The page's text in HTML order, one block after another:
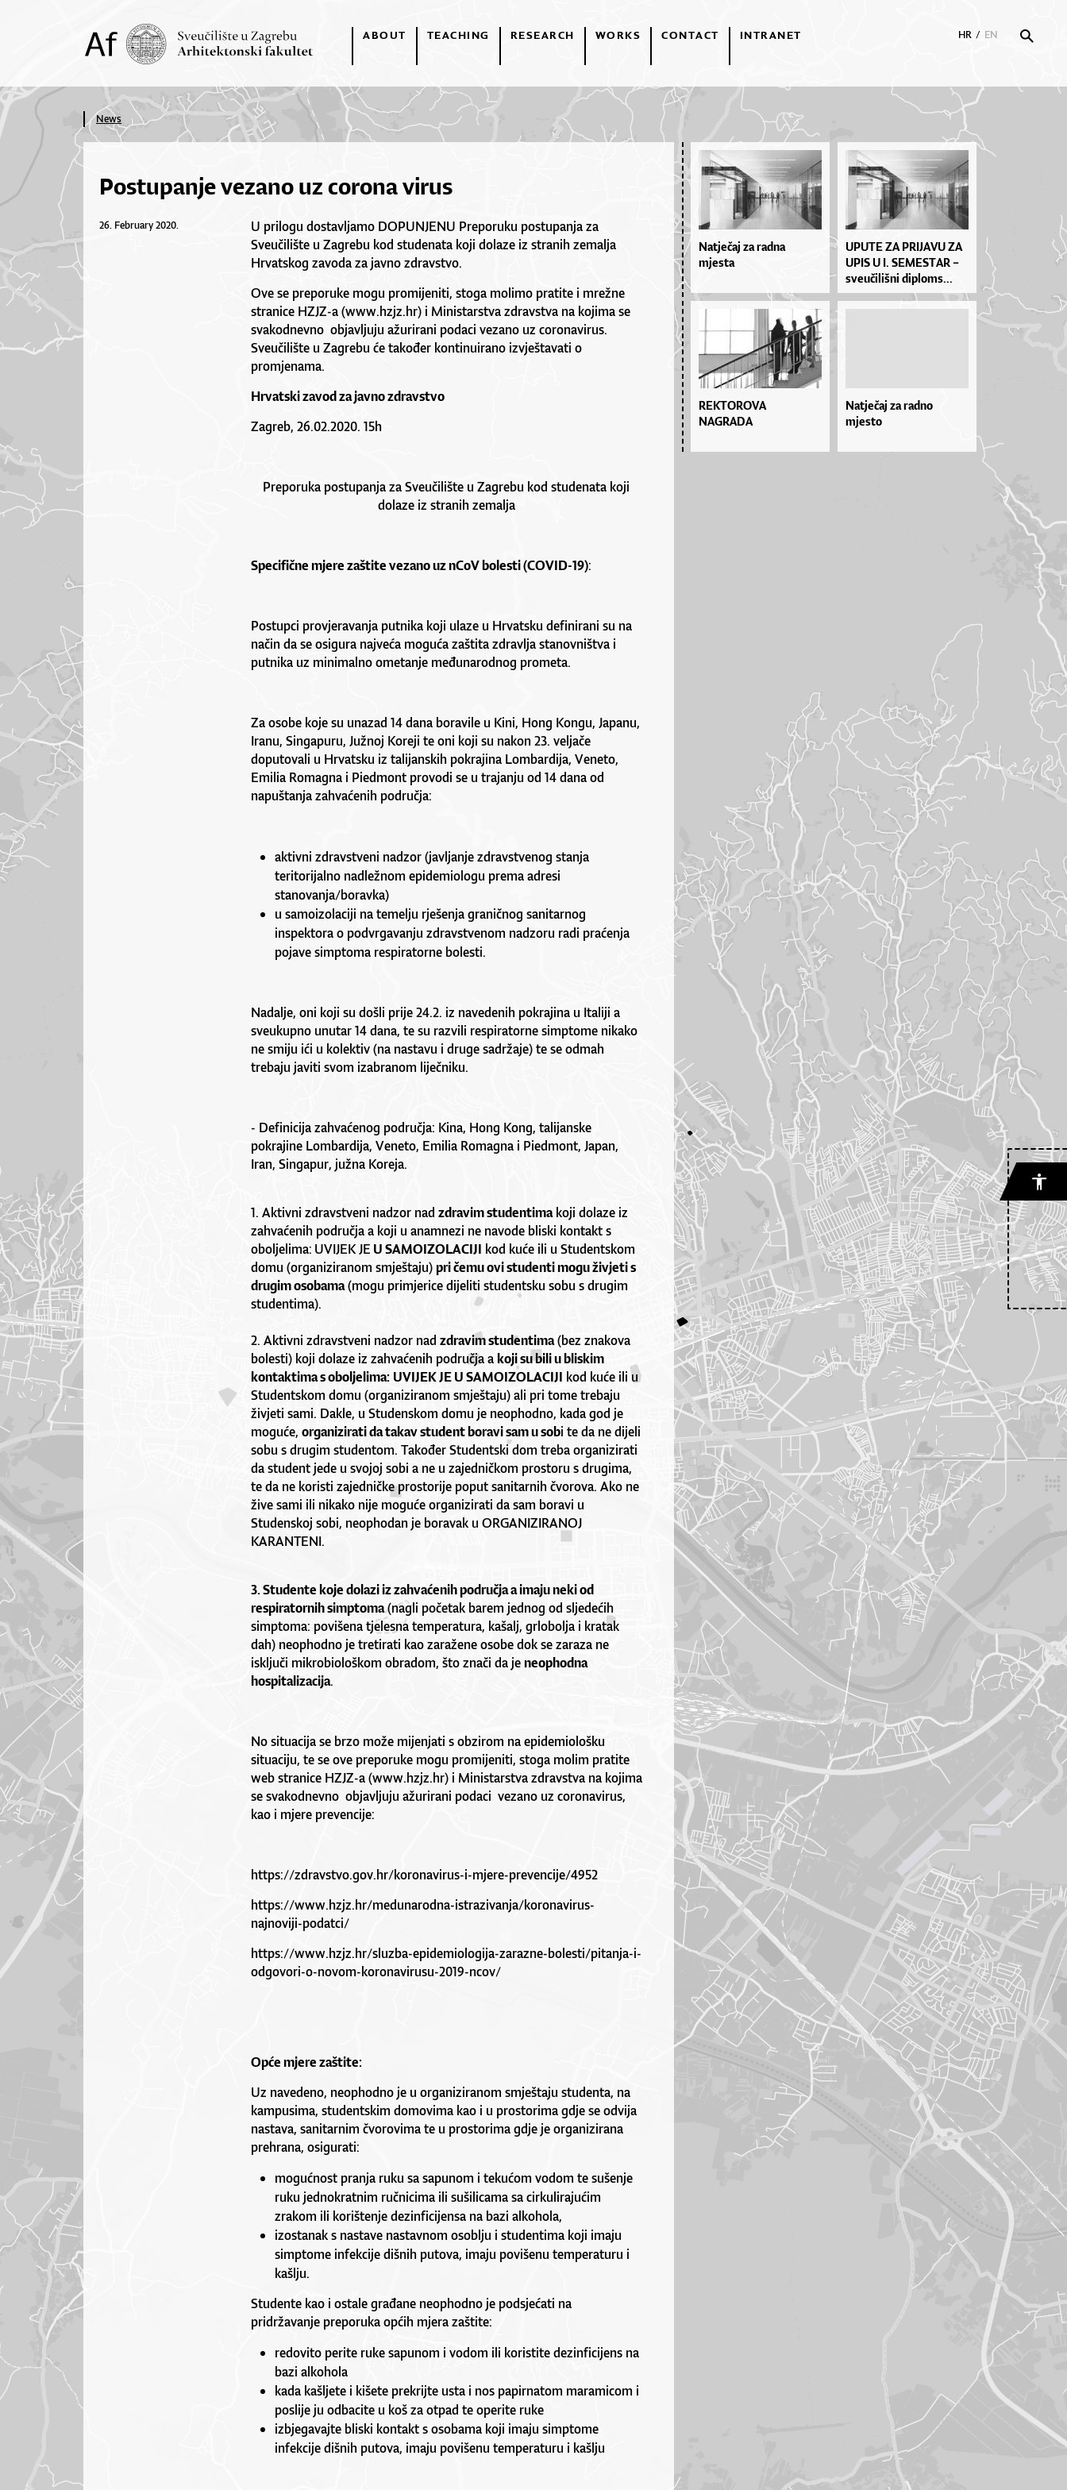
ABOUT TEACHING RESEARCH WORKS CONTACT INTRANET HR / EN
News
Postupanje vezano uz corona virus
26. February 2020.
U prilogu dostavljamo DOPUNJENU Preporuku postupanja za
Sveučilište u Zagrebu kod studenata koji dolaze iz stranih zemalja
Hrvatskog zavoda za javno zdravstvo.
Ove se preporuke mogu promijeniti, stoga molimo pratite i mrežne
stranice HZJZ-a (www.hzjz.hr) i Ministarstva zdravstva na kojima se
svakodnevno objavljuju ažurirani podaci vezano uz coronavirus.
Sveučilište u Zagrebu će također kontinuirano izvještavati o
promjenama.
Hrvatski zavod za javno zdravstvo
Zagreb, 26.02.2020. 15h
Preporuka postupanja za Sveučilište u Zagrebu kod studenata koji
dolaze iz stranih zemalja
Specifične mjere zaštite vezano uznCoV bolesti (COVID-19):
Postupci provjeravanja putnika koji ulaze u Hrvatsku definirani su na
način da se osigura najveća moguća zaštita zdravlja stanovništva i
putnika uz minimalno ometanje međunarodnog prometa.
Za osobe koje su unazad 14 dana boravile u Kini, Hong Kongu, Japanu,
Iranu, Singapuru, Južnoj Koreji te oni koji su nakon 23. veljače
doputovali u Hrvatsku iz talijanskih pokrajina Lombardija, Veneto,
Emilia Romagna i Piedmont provodi se u trajanju od 14 dana od
napuštanja zahvaćenih područja:
aktivni zdravstveni nadzor(javljanje zdravstvenog stanja
teritorijalno nadležnom epidemiologu prema adresi
stanovanja/boravka)
u samoizolaciji na temelju rješenja graničnog sanitarnog
inspektora o podvrgavanju zdravstvenom nadzoru radi praćenja
pojave simptoma respiratorne bolesti.
Nadalje, oni koji su došli prije 24.2. iz navedenih pokrajina u Italiji a
sveukupno unutar 14 dana, te su razvili respiratorne simptome nikako
ne smiju ići u kolektiv (na nastavu i druge sadržaje) te se odmah
trebaju javiti svom izabranom liječniku.
- Definicija zahvaćenog područja: Kina, Hong Kong, talijanske
pokrajine Lombardija, Veneto, Emilia Romagna i Piedmont, Japan,
Iran, Singapur, južna Koreja.
1. Aktivni zdravstveni nadzor nad zdravim studentimakoji dolaze iz
zahvaćenih područja a koji u anamnezi ne navode bliski kontakt s
oboljelima: UVIJEK JE U SAMOIZOLACIJI kod kuće ili u Studentskom
domu (organiziranom smještaju) pri čemu ovi studenti mogu živjeti s
drugim osobama(mogu primjerice dijeliti studentsku sobu s drugim
studentima).
2. Aktivni zdravstveni nadzor nad zdravim studentima(bez znakova
bolesti) koji dolaze iz zahvaćenih područja a koji su bili u bliskim
kontaktima s oboljelima: UVIJEK JE U SAMOIZOLACIJI kod kuće ili u
Studentskom domu (organiziranom smještaju) ali pri tome trebaju
živjeti sami. Dakle, u Studenskom domu je neophodno, kada god je
moguće, organizirati da takav student boravi sam u sobi te da ne dijeli
sobu s drugim studentom. Također Studentski dom treba organizirati
da student jede u svojoj sobi a ne u zajedničkom prostoru s drugima,
te da ne koristi zajedničke prostorije poput sanitarnih čvorova. Ako ne
žive sami ili nikako nije moguće organizirati da sam boravi u
Studenskoj sobi, neophodan je boravak u ORGANIZIRANOJ
KARANTENI.
3. Studente koje dolazi iz zahvaćenih područja a imaju neki od
respiratornih simptoma(nagli početak barem jednog od sljedećih
simptoma: povišena tjelesna temperatura, kašalj, grlobolja i kratak
dah) neophodno je tretirati kao zaražene osobe dok se zaraza ne
isključi mikrobiološkom obradom, što znači da jeneophodna
hospitalizacija.
No situacija se brzo može mijenjati s obzirom na epidemiološku
situaciju, te se ove preporuke mogu promijeniti, stoga molim pratite
web stranice HZJZ-a (www.hzjz.hr) i Ministarstva zdravstva na kojima
se svakodnevno objavljuju ažurirani podaci vezano uz coronavirus,
kao i mjere prevencije:
https://zdravstvo.gov.hr/koronavirus-i-mjere-prevencije/4952
https://www.hzjz.hr/medunarodna-istrazivanja/koronavirus-
najnoviji-podatci/
https://www.hzjz.hr/sluzba-epidemiologija-zarazne-bolesti/pitanja-i-
odgovori-o-novom-koronavirusu-2019-ncov/
Opće mjere zaštite:
Uz navedeno, neophodno je u organiziranom smještaju studenta, na
kampusima, studentskim domovima kao i u prostorima gdje se odvija
nastava, sanitarnim čvorovima te u prostorima gdje je organizirana
prehrana, osigurati:
mogućnost pranja ruku sa sapunom i tekućom vodom te sušenje
ruku jednokratnim ručnicima ili sušilicama sa cirkulirajućim
zrakom ili korištenje dezinficijensa na bazi alkohola,
izostanak s nastave nastavnom osoblju i studentima koji imaju
simptome infekcije dišnih putova, imaju povišenu temperaturu i
kašlju.
Studente kao i ostale građane neophodno je podsjećati na
pridržavanje preporuka općih mjera zaštite:
redovito perite ruke sapunom i vodom ili koristite dezinficijens na
bazi alkohola
kada kašljete i kišete prekrijte usta i nos papirnatom maramicom i
poslije ju odbacite u koš za otpad te operite ruke
izbjegavajte bliski kontakt s osobama koji imaju simptome
infekcije dišnih putova, imaju povišenu temperaturu i kašlju
Natječaj za radna
mjesta
UPU­TE ZA PRI­JA­VU ZA
UPIS U I. SE­MES­TAR –
sve­u­či­liš­ni di­plo­ms...
REKTOROVA
NAGRADA
Natječaj za radno
mjesto